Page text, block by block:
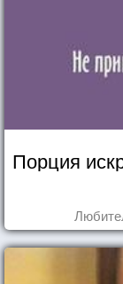
Порция